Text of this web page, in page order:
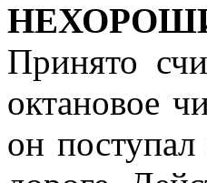
Принято
октановое
он